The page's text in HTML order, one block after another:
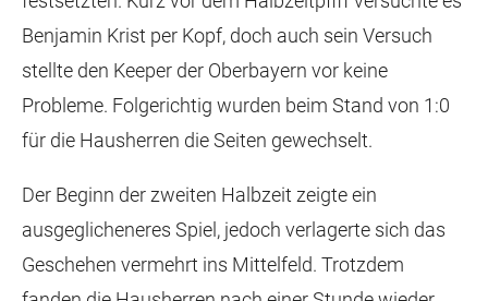
Benjamin Krist per Kopf, doch auch sein Versuch
stellte den Keeper der Oberbayern vor keine
Probleme. Folgerichtig wurden beim Stand von 1:0
für die Hausherren die Seiten gewechselt.
Der Beginn der zweiten Halbzeit zeigte ein
ausgeglicheneres Spiel, jedoch verlagerte sich das
Geschehen vermehrt ins Mittelfeld. Trotzdem